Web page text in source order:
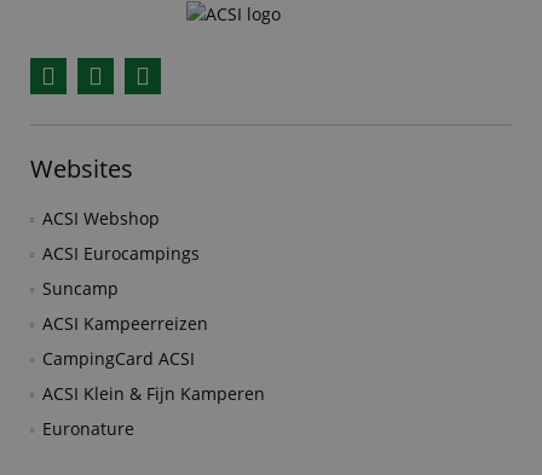
Websites
ACSI Webshop
ACSI Eurocampings
Suncamp
ACSI Kampeerreizen
CampingCard ACSI
ACSI Klein & Fijn Kamperen
Euronature